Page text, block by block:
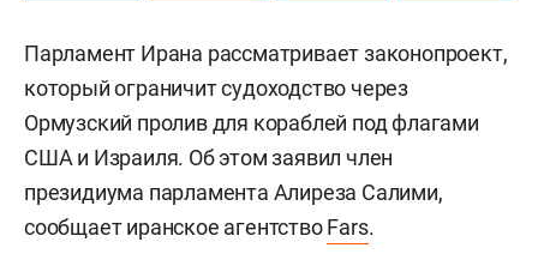
Парламент Ирана рассматривает законопроект,
который ограничит судоходство через
Ормузский пролив для кораблей под флагами
США и Израиля. Об этом заявил член
президиума парламента Алиреза Салими,
сообщает иранское агентствоFars.